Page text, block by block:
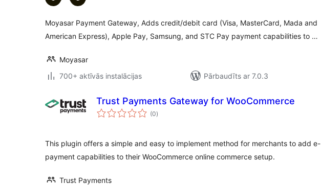
Moyasar Payment Gateway, Adds credit/debit card (Visa, MasterCard, Mada and
American Express), Apple Pay, Samsung, and STC Pay payment capabilities to …
Moyasar
700+ aktīvās instalācijas
Pārbaudīts ar 7.0.3
Trust Payments Gateway for WooCommerce
(0vērtējumu
kopsumma
)
This plugin offers a simple and easy to implement method for merchants to add e-
payment capabilities to their WooCommerce online commerce setup.
Trust Payments